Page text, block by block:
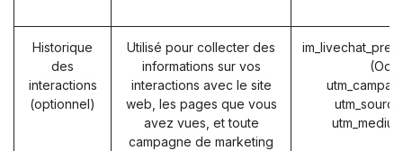
Historique
des
interactions
(optionnel)
Utilisé pour collecter des
informations sur vos
interactions avec le site
web, les pages que vous
avez vues, et toute
campagne de marketing